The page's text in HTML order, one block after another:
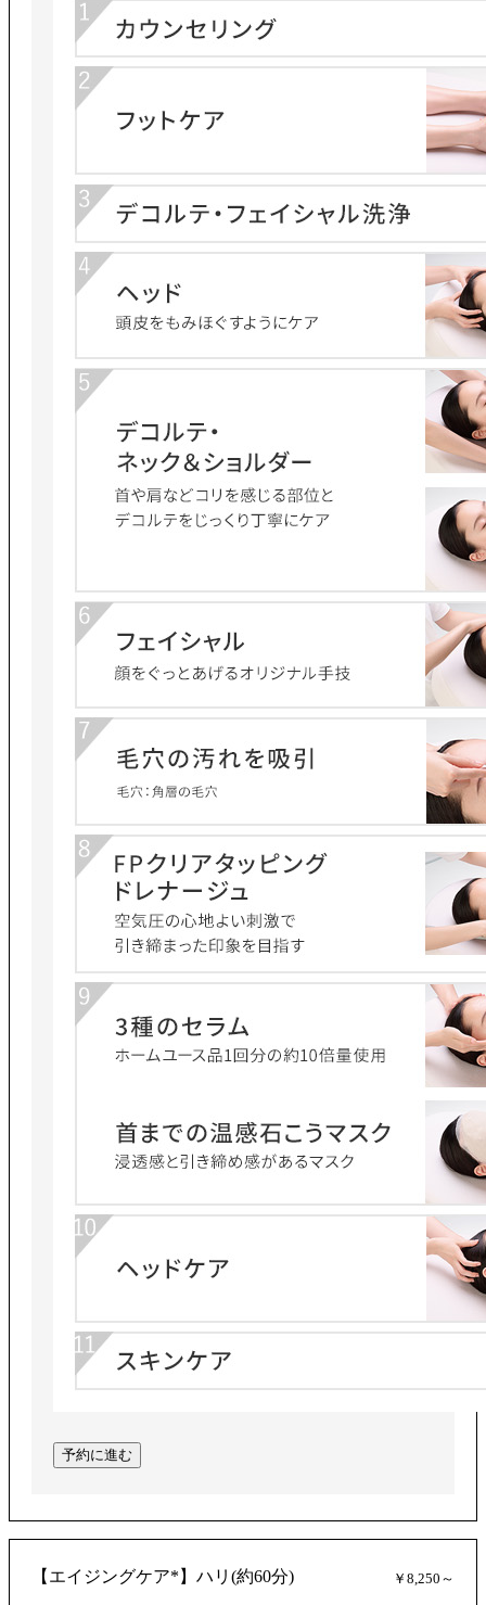
予約に進む
【エイジングケア*】ハリ(約60分) ￥8,250～